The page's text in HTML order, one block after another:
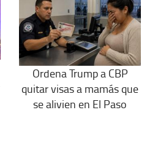
Ordena Trump a CBP
quitar visas a mamás que
se alivien en El Paso